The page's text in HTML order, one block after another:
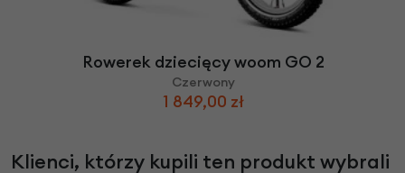
Rowerek dziecięcy woom GO 2
Czerwony
1 849,00 zł
Klienci, którzy kupili ten produkt wybrali